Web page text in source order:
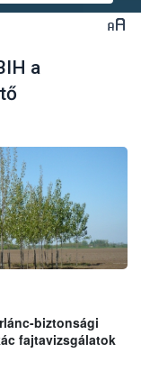
a
biztonsági
fajtavizsgálatok